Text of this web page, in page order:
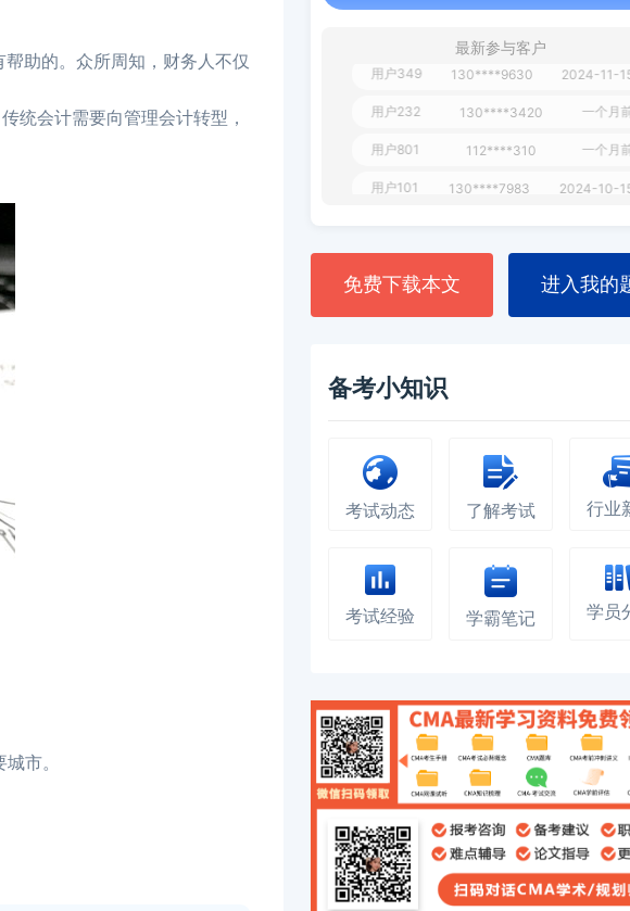
助的。众所周知，财务人不仅
统会计需要向管理会计转型，
市。
最新参与客户
130****9630
130****6344 2024-09-
用户279 130****8868 2024-08-
免费下载本文 进入我的
备考小知识
考试动态 了解考试 行业
考试经验 学霸笔记 学员